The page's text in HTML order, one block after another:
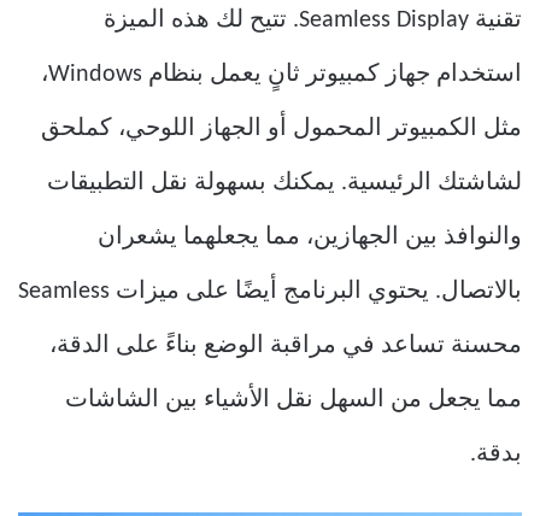
تقنية Seamless Display. تتيح لك هذه الميزة
استخدام جهاز كمبيوتر ثانٍ يعمل بنظام Windows،
مثل الكمبيوتر المحمول أو الجهاز اللوحي، كملحق
لشاشتك الرئيسية. يمكنك بسهولة نقل التطبيقات
والنوافذ بين الجهازين، مما يجعلهما يشعران
بالاتصال. يحتوي البرنامج أيضًا على ميزات Seamless
محسنة تساعد في مراقبة الوضع بناءً على الدقة،
مما يجعل من السهل نقل الأشياء بين الشاشات
بدقة.